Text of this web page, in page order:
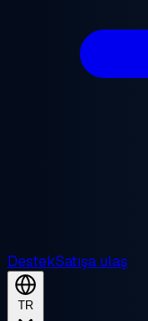
DestekSatışa ulaş
TR